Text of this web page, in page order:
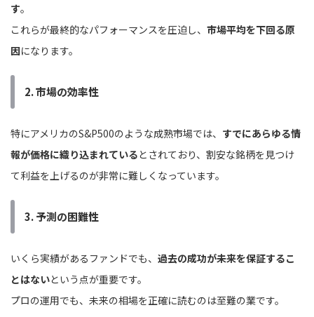
す。
これらが最終的なパフォーマンスを圧迫し、 市場平均を下回る原
因になります。
2.市場の効率性
特にアメリカのS&P500のような成熟市場では、 すでにあらゆる情
報が価格に織り込まれているとされており、割安な銘柄を見つけ
て利益を上げるのが非常に難しくなっています。
3.予測の困難性
いくら実績があるファンドでも、 過去の成功が未来を保証するこ
とはないという点が重要です。
プロの運用でも、未来の相場を正確に読むのは至難の業です。